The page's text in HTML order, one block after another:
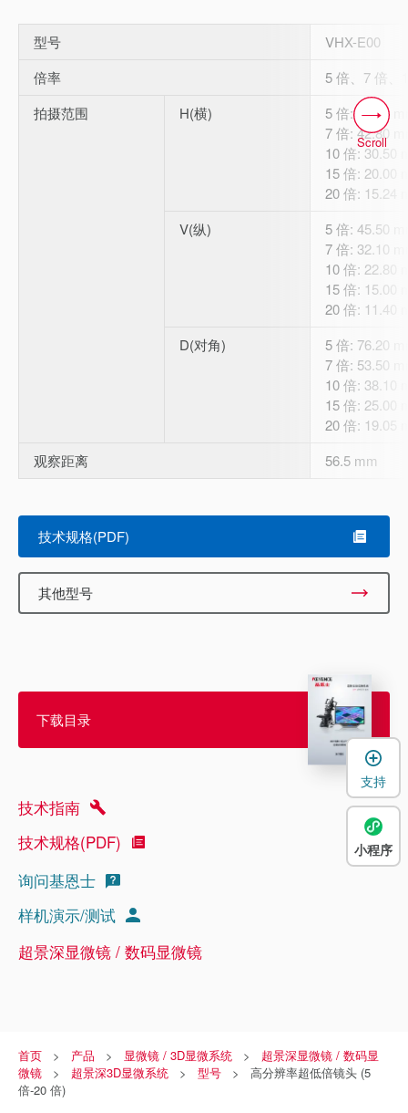
型号
VHX-E00
倍率
5 倍、7 倍、
拍摄范围
H(横)
5 倍: 61.00
7 倍: 42.80
10 倍: 30.50
15 倍: 20.00
20 倍: 15.24
V(纵)
5 倍: 45.50
7 倍: 32.10
10 倍: 22.80
15 倍: 15.00
20 倍: 11.40
D(对角)
5 倍: 76.20
7 倍: 53.50
10 倍: 38.10
15 倍: 25.00
20 倍: 19.05
观察距离
56.5 mm
Scroll
技术规格(PDF)
其他型号
下载目录
技术指南
技术规格(PDF)
询问基恩士
样机演示/测试
超景深显微镜 / 数码显微镜
首页 产品 显微镜 / 3D显微系统
超景深显微镜 / 数码显
微镜
超景深3D显微系统 型号
高分辨率超低倍镜头 (5
倍-20 倍)
支持
小程序